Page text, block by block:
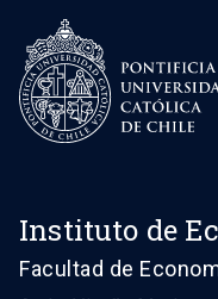
Instituto de
Facultad de